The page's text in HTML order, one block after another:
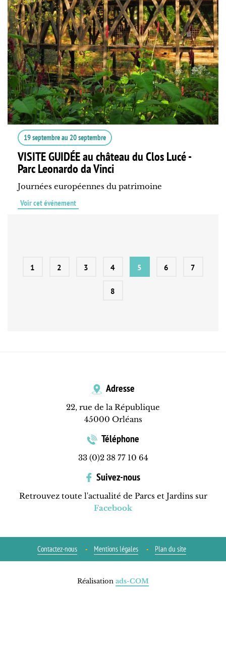
19 septembreau 20 septembre
VISITE GUIDÉE au château du Clos Lucé -
Parc Leonardo da Vinci
Journées européennes du patrimoine
Voir cet événement
1 2 3 4 5 6 7
8
Adresse
22, rue de la République
45000 Orléans
Téléphone
33 (0)2 38 77 10 64
Suivez-nous
Retrouvez toute l'actualité de Parcs et Jardins sur
Facebook
Contactez-nous Mentions légales Plan du site
Réalisation ads-COM